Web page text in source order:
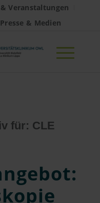
Veranstaltungen
Presse & Medien
für: CLE